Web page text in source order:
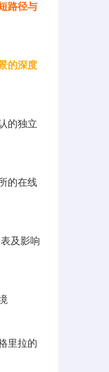
路径与
的深度
的独立
的在线
及影响
里拉的